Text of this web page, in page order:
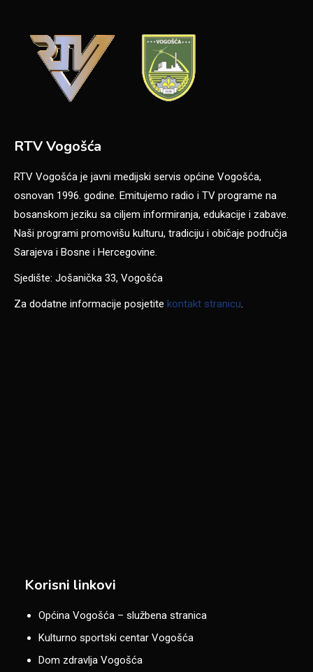
RTV Vogošća
RTV Vogošća je javni medijski servis općine Vogošća,
osnovan 1996. godine. Emitujemo radio i TV programe na
bosanskom jeziku sa ciljem informiranja, edukacije i zabave.
Naši programi promovišu kulturu, tradiciju i običaje područja
Sarajeva i Bosne i Hercegovine.
Sjedište: Jošanička 33, Vogošća
Za dodatne informacije posjetite kontakt stranicu
Korisni linkovi
Općina Vogošća – službena stranica
Kulturno sportski centar Vogošća
Dom zdravlja Vogošća